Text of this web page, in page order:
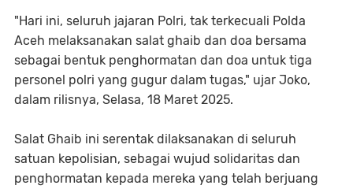
"Hari ini, seluruh jajaran Polri, tak terkecuali Polda
Aceh melaksanakan salat ghaib dan doa bersama
sebagai bentuk penghormatan dan doa untuk tiga
personel polri yang gugur dalam tugas," ujar Joko,
dalam rilisnya, Selasa, 18 Maret 2025.
Salat Ghaib ini serentak dilaksanakan di seluruh
satuan kepolisian, sebagai wujud solidaritas dan
penghormatan kepada mereka yang telah berjuang